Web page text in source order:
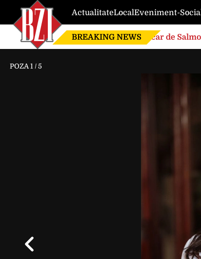
ActualitateLocalEveniment-
BREAKING NEWS Focar de
POZA 1 /5